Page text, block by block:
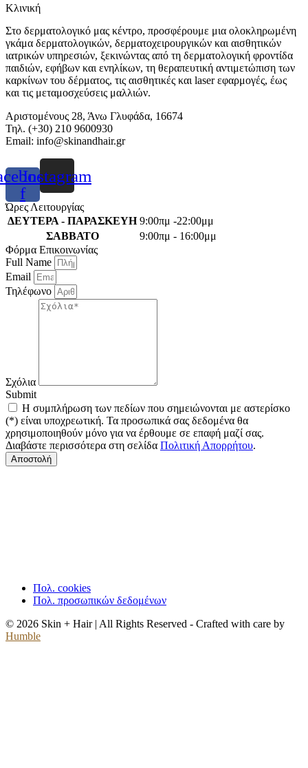
Κλινική
Στο δερματολογικό μας κέντρο, προσφέρουμε μια ολοκληρωμένη
γκάμα δερματολογικών, δερματοχειρουργικών και αισθητικών
ιατρικών υπηρεσιών, ξεκινώντας από τη δερματολογική φροντίδα
παιδιών, εφήβων και ενηλίκων, τη θεραπευτική αντιμετώπιση των
καρκίνων του δέρματος, τις αισθητικές και laser εφαρμογές, έως
και τις μεταμοσχεύσεις μαλλιών.
Αριστομένους 28, Άνω Γλυφάδα, 16674
Τηλ. (+30) 210 9600930
Email: info@skinandhair.gr
f
Instagram
Ώρες Λειτουργίας
ΔΕΥΤΕΡΑ - ΠΑΡΑΣΚΕΥΗ 9:00πμ -22:00μμ
ΣΑΒΒΑΤΟ
9:00πμ - 16:00μμ
Φόρμα Επικοινωνίας
Full Name
Email
Τηλέφωνο
Σχόλια
Submit
Η συμπλήρωση των πεδίων που σημειώνονται με αστερίσκο
(*) είναι υποχρεωτική. Τα προσωπικά σας δεδομένα θα
χρησιμοποιηθούν μόνο για να έρθουμε σε επαφή μαζί σας.
Διαβάστε περισσότερα στη σελίδα Πολιτική Απορρήτου.
Αποστολή
Πολ. cookies
Πολ. προσωπικών δεδομένων
© 2026 Skin + Hair | All Rights Reserved - Crafted with care by
Humble